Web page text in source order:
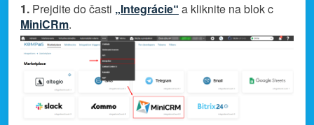
1. Prejdite do časti „Integrácie“ a kliknite na blok c
MiniCRm.